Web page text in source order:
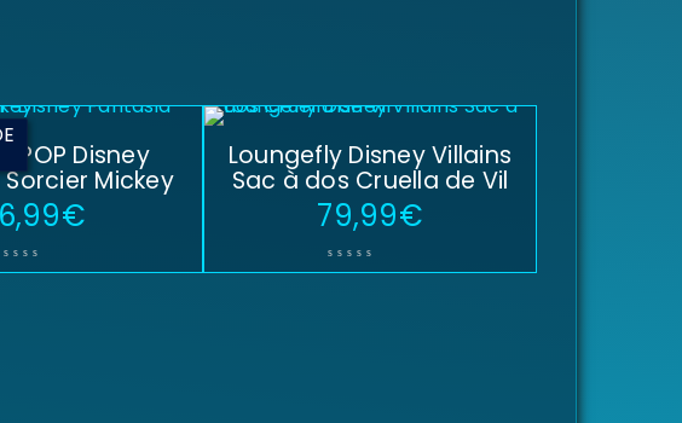
POP Disney
Mickey
€
Loungefly Disney Villains
Sac à dos Cruella de Vil
79,99€